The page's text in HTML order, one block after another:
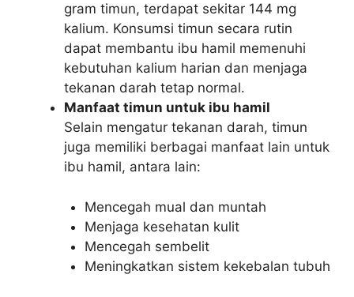
gram timun, terdapat sekitar 144 mg
kalium. Konsumsi timun secara rutin
dapat membantu ibu hamil memenuhi
kebutuhan kalium harian dan menjaga
tekanan darah tetap normal.
Manfaat timun untuk ibu hamil
Selain mengatur tekanan darah, timun
juga memiliki berbagai manfaat lain untuk
ibu hamil, antara lain:
Mencegah mual dan muntah
Menjaga kesehatan kulit
Mencegah sembelit
Meningkatkan sistem kekebalan tubuh